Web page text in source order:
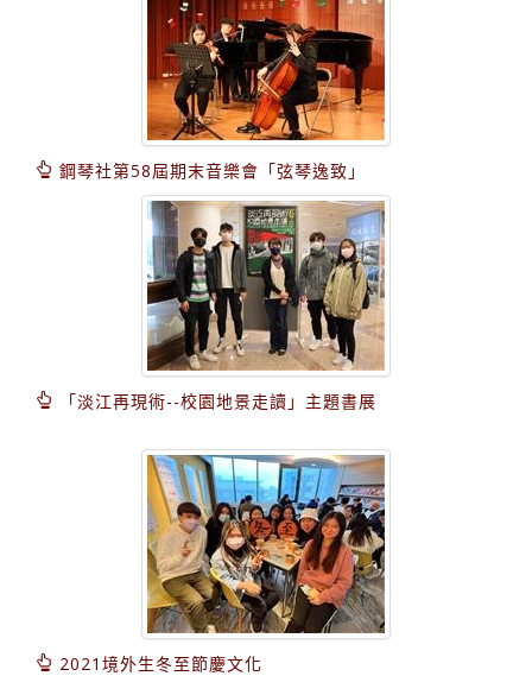
鋼琴社第58屆期末音樂會「弦琴逸致」
「淡江再現術--校園地景走讀」主題書展
2021境外生冬至節慶文化